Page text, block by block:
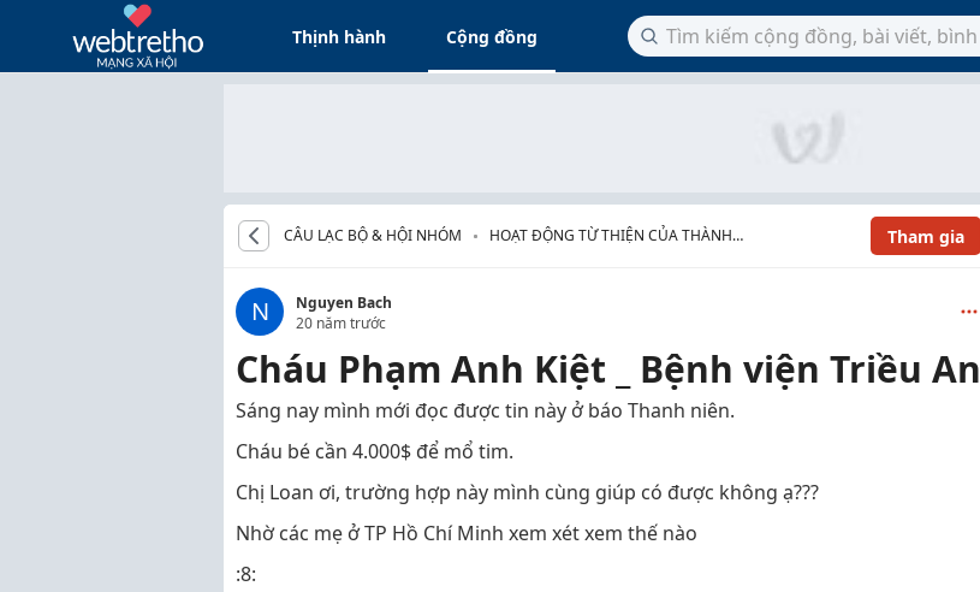
Thịnh hành Cộng đồng
CÂU LẠC BỘ & HỘI NHÓM
HOẠT ĐỘNG TỪ THIỆN CỦA THÀNH
Tham gia
N
Nguyen Bach
20 năm trước
Cháu Phạm Anh Kiệt _ Bệnh viện Triều An
Sáng nay mình mới đọc được tin này ở báo Thanh niên.
Cháu bé cần 4.000$ để mổ tim.
Chị Loan ơi, trường hợp này mình cùng giúp có được không ạ???
Nhờ các mẹ ở TP Hồ Chí Minh xem xét xem thế nào
:8: